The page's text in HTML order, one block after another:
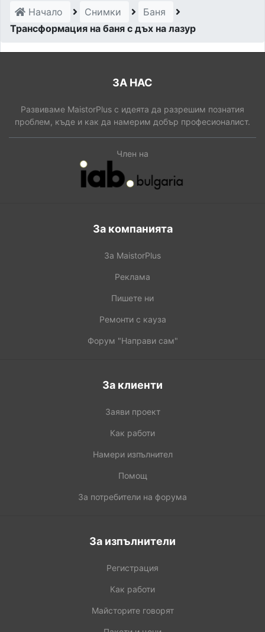
Начало Снимки
Баня
Трансформация на баня с дъх на лазур
ЗА НАС
Развиваме MaistorPlus с идеята да разрешим познатия
проблем, къде и как да намерим добър професионалист.
Член на
За компанията
За MaistorPlus
Реклама
Пишете ни
Ремонти с кауза
Форум "Направи сам"
За клиенти
Заяви проект
Как работи
Намери изпълнител
Помощ
За потребители на форума
За изпълнители
Регистрация
Как работи
Майсторите говорят